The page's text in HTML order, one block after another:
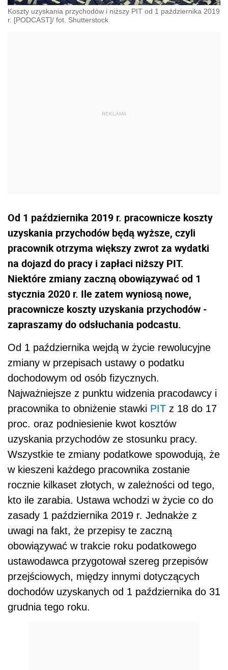
Koszty uzyskania przychodów i niższy PIT od 1 października 2019
r. [PODCAST]/ fot. Shutterstock
Od 1 października 2019 r. pracownicze koszty
uzyskania przychodów będą wyższe, czyli
pracownik otrzyma większy zwrot za wydatki
na dojazd do pracy i zapłaci niższy PIT.
Niektóre zmiany zaczną obowiązywać od 1
stycznia 2020 r. Ile zatem wyniosą nowe,
pracownicze koszty uzyskania przychodów -
zapraszamy do odsłuchania podcastu.
Od 1 października wejdą w życie rewolucyjne
zmiany w przepisach ustawy o podatku
dochodowym od osób fizycznych.
Najważniejsze z punktu widzenia pracodawcy i
pracownika to obniżenie stawki PIT z 18 do 17
proc. oraz podniesienie kwot kosztów
uzyskania przychodów ze stosunku pracy.
Wszystkie te zmiany podatkowe spowodują, że
w kieszeni każdego pracownika zostanie
rocznie kilkaset złotych, w zależności od tego,
kto ile zarabia. Ustawa wchodzi w życie co do
zasady 1 października 2019 r. Jednakże z
uwagi na fakt, że przepisy te zaczną
obowiązywać w trakcie roku podatkowego
ustawodawca przygotował szereg przepisów
przejściowych, między innymi dotyczących
dochodów uzyskanych od 1 października do 31
grudnia tego roku.